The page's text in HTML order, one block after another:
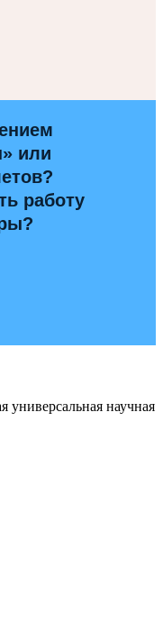
или
работу
универсальная научная